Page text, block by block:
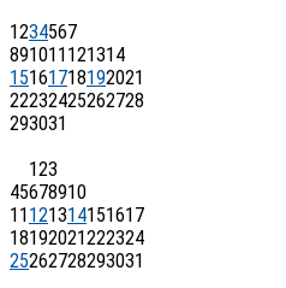
1234567
891011 121314
15161718192021
22232425262728
293031
123
45678910
11 121314151617
18192021222324
25262728293031